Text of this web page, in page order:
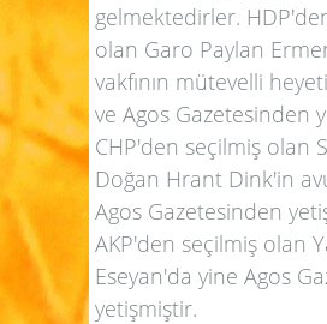
gelmektedirler.
olan Garo Paylan
vakfının mütevelli
ve Agos Gazetesinden
CHP'den seçilmiş olan
Doğan Hrant Dink'in
Agos Gazetesinden
AKP'den seçilmiş olan
Eseyan'da yine Agos
yetişmiştir.